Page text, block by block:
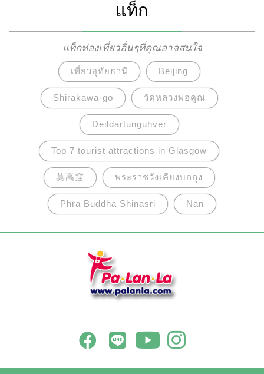
แท็ก
แท็กท่องเที่ยวอื่นๆที่คุณอาจสนใจ
เที่ยวอุทัยธานี Beijing
Shirakawa-go วัดหลวงพ่อคูณ
Deildartunguhver
Top 7 tourist attractions in Glasgow
莫高窟 พระราชวังเคียงบกกุง
Phra Buddha Shinasri Nan